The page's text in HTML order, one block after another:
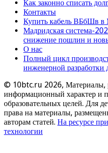
Как законно списать
Контакты
Купить кабель ВБбШв в
Мадридская система-
снижение пошлин и
О нас
Полный цикл
инженерной разработки
© 10btc.ru 2026, Материалы,
информационный характер и
образовательных целей. Для
права на материалы,
авторам статей. На ресурсе
технологии